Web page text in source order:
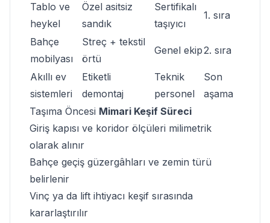
Tablo ve
heykel
Özel asitsiz
sandık
Sertifikalı
taşıyıcı
1. sıra
Bahçe
mobilyası
Streç + tekstil
örtü
Genel ekip2. sıra
Akıllı ev
sistemleri
Etiketli
demontaj
Teknik
personel
Son
aşama
Taşıma Öncesi Mimari Keşif Süreci
Giriş kapısı ve koridor ölçüleri milimetrik
olarak alınır
Bahçe geçiş güzergâhları ve zemin türü
belirlenir
Vinç ya da lift ihtiyacı keşif sırasında
kararlaştırılır